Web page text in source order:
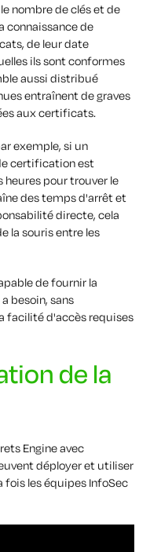
nombre de clés et de
connaissance de
de leur date
ils sont conformes
aussi distribué
entraînent de graves
aux certificats.
exemple, si un
certification est
pour trouver le
des temps d'arrêt et
directe, cela
la souris entre les
de fournir la
besoin, sans
facilité d'accès requises
de la
Engine avec
déployer et utiliser
les équipes InfoSec